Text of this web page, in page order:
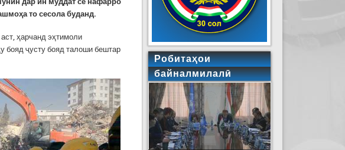
то сесола буданд.
ҳарчанд эҳтимоли
бояд ҷусту бояд талоши бештар
Робитаҳои
байналмилалӣ